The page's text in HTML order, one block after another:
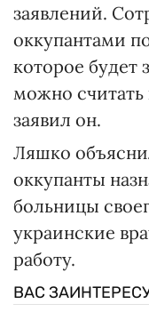
заявлений.
оккупантами
которое будет
можно
заявил он.
Ляшко
оккупанты
больницы
украинские
работу.
ВАС